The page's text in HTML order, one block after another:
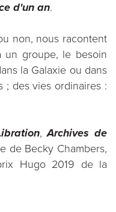
d'un an.
non, nous racontent
un groupe, le besoin
la Galaxie ou dans
des vies ordinaires :
,Archives de
de Becky Chambers,
Hugo 2019 de la